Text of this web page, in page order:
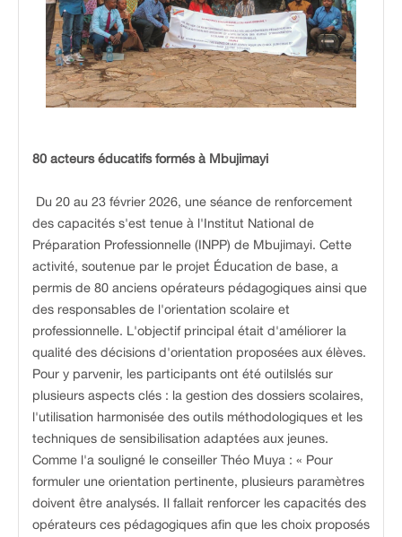
80 acteurs éducatifs formés à Mbujimayi
Du 20 au 23 février 2026, une séance de renforcement
des capacités s'est tenue à l'Institut National de
Préparation Professionnelle (INPP) de Mbujimayi. Cette
activité, soutenue par le projet Éducation de base, a
permis de 80 anciens opérateurs pédagogiques ainsi que
des responsables de l'orientation scolaire et
professionnelle. L'objectif principal était d'améliorer la
qualité des décisions d'orientation proposées aux élèves.
Pour y parvenir, les participants ont été outilslés sur
plusieurs aspects clés : la gestion des dossiers scolaires,
l'utilisation harmonisée des outils méthodologiques et les
techniques de sensibilisation adaptées aux jeunes.
Comme l'a souligné le conseiller Théo Muya : « Pour
formuler une orientation pertinente, plusieurs paramètres
doivent être analysés. Il fallait renforcer les capacités des
opérateurs ces pédagogiques afin que les choix proposés